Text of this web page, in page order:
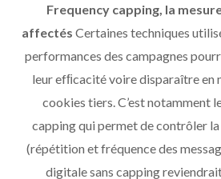
Frequency capping, la
affectés Certaines techniques
performances des campagnes
leur efﬁcacité voire disparaître en
cookies tiers. C’est notamment
capping qui permet de contrôler
(répétition et fréquence des
digitale sans capping